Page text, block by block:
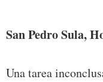
San Pedro Sula,
Una tarea